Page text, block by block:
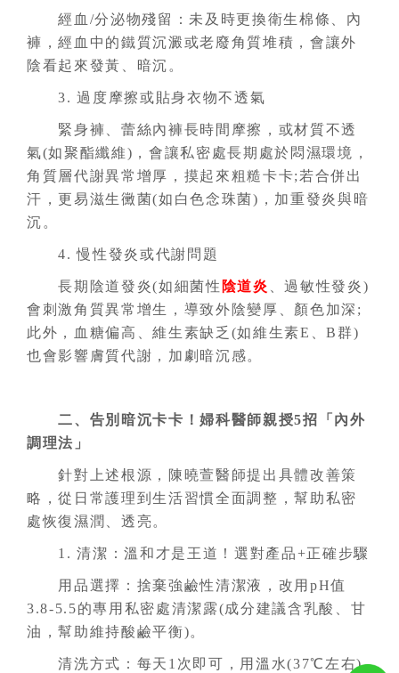
經血/分泌物殘留：未及時更換衛生棉條、內
褲，經血中的鐵質沉澱或老廢角質堆積，會讓外
陰看起來發黃、暗沉。
3. 過度摩擦或貼身衣物不透氣
緊身褲、蕾絲內褲長時間摩擦，或材質不透
氣(如聚酯纖維)，會讓私密處長期處於悶濕環境，
角質層代謝異常增厚，摸起來粗糙卡卡;若合併出
汗，更易滋生黴菌(如白色念珠菌)，加重發炎與暗
沉。
4. 慢性發炎或代謝問題
長期陰道發炎(如細菌性 陰道炎
、過敏性發炎)
會刺激角質異常增生，導致外陰變厚、顏色加深;
此外，血糖偏高、維生素缺乏(如維生素E、B群)
也會影響膚質代謝，加劇暗沉感。
二、告別暗沉卡卡！婦科醫師親授5招「內外
調理法」
針對上述根源，陳曉萱醫師提出具體改善策
略，從日常護理到生活習慣全面調整，幫助私密
處恢復濕潤、透亮。
1. 清潔：溫和才是王道！選對產品+正確步驟
用品選擇：捨棄強鹼性清潔液，改用pH值
3.8-5.5的專用私密處清潔露(成分建議含乳酸、甘
油，幫助維持酸鹼平衡)。
清洗方式：每天1次即可，用溫水(37℃左右)